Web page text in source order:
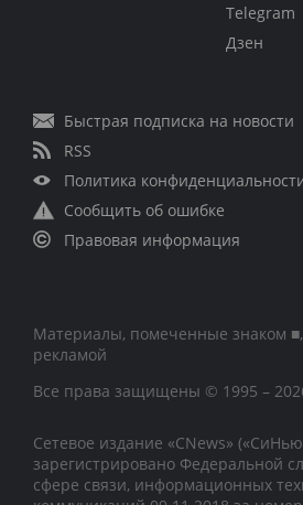
Telegram
Дзен
Быстрая подписка на новости
RSS
Политика
Сообщить об ошибке
Правовая информация
Материалы, помеченные знаком
рекламой
Все права защищены © 1995 –
Сетевое издание «CNews»
зарегистрировано Федеральной
сфере связи, информационных